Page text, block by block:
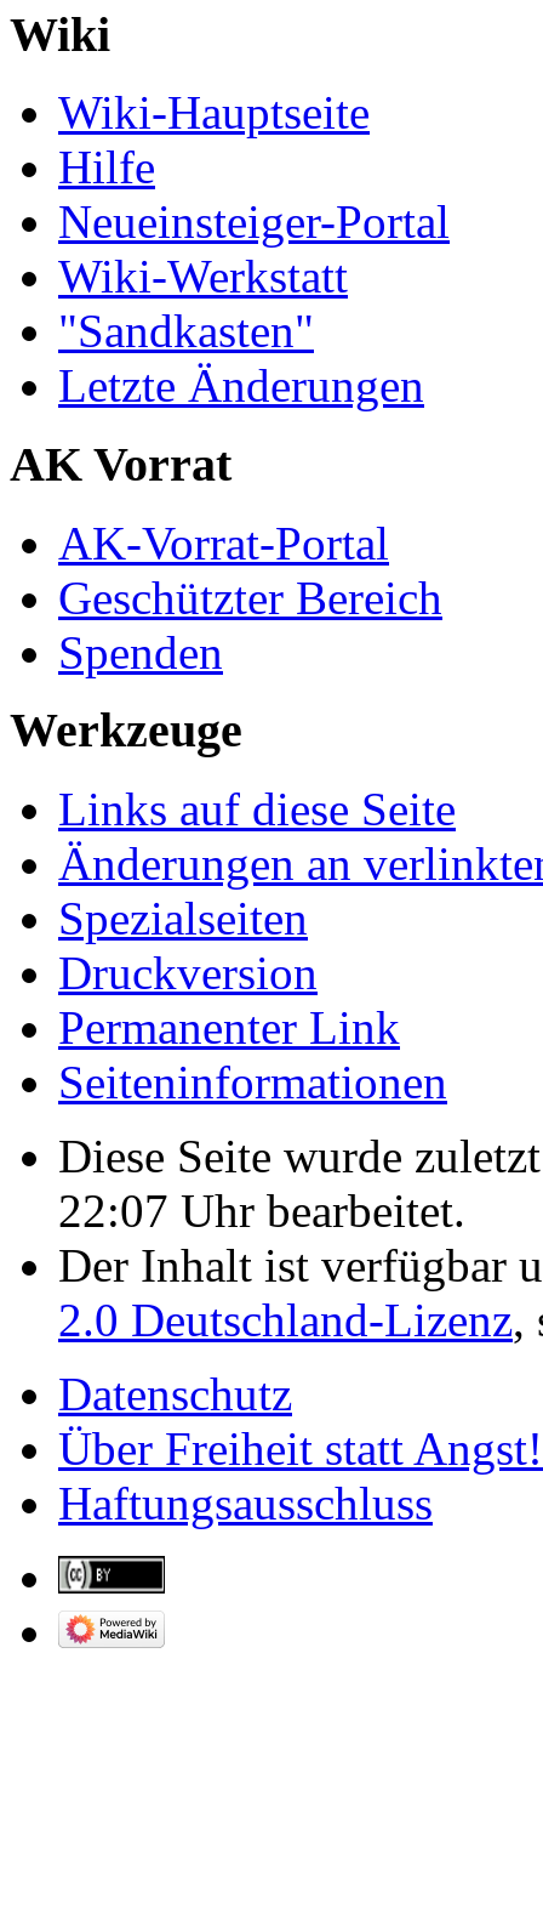
Wiki
Wiki-Hauptseite
Hilfe
Neueinsteiger-Portal
Wiki-Werkstatt
"Sandkasten"
Letzte Änderungen
AK Vorrat
AK-Vorrat-Portal
Geschützter Bereich
Spenden
Werkzeuge
Links auf diese Seite
Änderungen an
Spezialseiten
Druckversion
Permanenter Link
Seiten­­informationen
Diese Seite wurde
22:07 Uhr bearbeitet.
Der Inhalt ist verfügbar
2.0 Deutschland-Lizenz,
Datenschutz
Über Freiheit statt Angst!
Haftungsausschluss